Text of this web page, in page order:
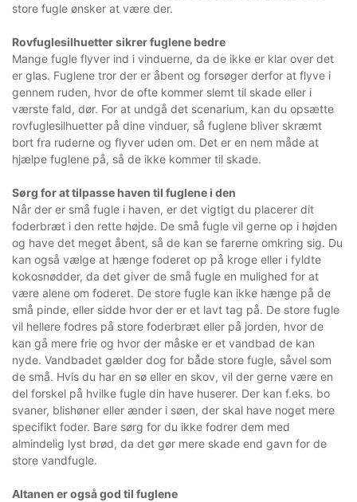
store fugle ønsker at være der.
Rovfuglesilhuetter sikrer fuglene bedre
Mange fugle flyver ind i vinduerne, da de ikke er klar over det
er glas. Fuglene tror der er åbent og forsøger derfor at flyve i
gennem ruden, hvor de ofte kommer slemt til skade eller i
værste fald, dør. For at undgå det scenarium, kan du opsætte
rovfuglesilhuetter på dine vinduer, så fuglene bliver skræmt
bort fra ruderne og flyver uden om. Det er en nem måde at
hjælpe fuglene på, så de ikke kommer til skade.
Sørg for at tilpasse haven til fuglene i den
Når der er små fugle i haven, er det vigtigt du placerer dit
foderbræt i den rette højde. De små fugle vil gerne op i højden
og have det meget åbent, så de kan se farerne omkring sig. Du
kan også vælge at hænge foderet op på kroge eller i fyldte
kokosnødder, da det giver de små fugle en mulighed for at
være alene om foderet. De store fugle kan ikke hænge på de
små pinde, eller sidde hvor der er et lavt tag på. De store fugle
vil hellere fodres på store foderbræt eller på jorden, hvor de
kan gå mere frie og hvor der måske er et vandbad de kan
nyde. Vandbadet gælder dog for både store fugle, såvel som
de små. Hvis du har en sø eller en skov, vil der gerne være en
del forskel på hvilke fugle din have huserer. Der kan f.eks. bo
svaner, blishøner eller ænder i søen, der skal have noget mere
specifikt foder. Bare sørg for du ikke fodrer dem med
almindelig lyst brød, da det gør mere skade end gavn for de
store vandfugle.
Altanen er også god til fuglene